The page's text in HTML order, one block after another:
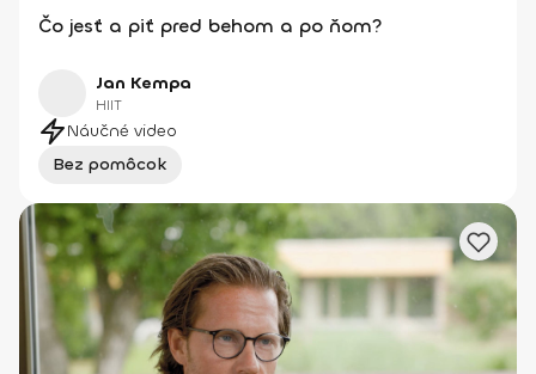
Čo jesť a piť pred behom a po ňom?
Jan Kempa
HIIT
Náučné video
Bez pomôcok